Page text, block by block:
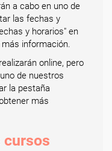
a cabo en uno de
las fechas y
y horarios" en
información.
online, pero
de nuestros
la pestaña
más
cursos